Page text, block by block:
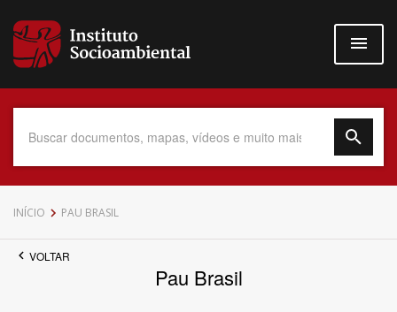
para
conteúdo
Data do Documento
INÍCIO PAU BRASIL
VOLTAR
Pau Brasil